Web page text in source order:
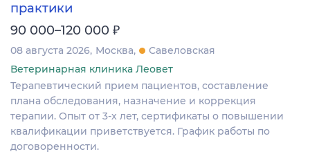
практики
90 000–120 000 ₽
08 августа 2026 Москва
Савеловская
Ветеринарная клиника Леовет
Терапевтический прием пациентов, составление
плана обследования, назначение и коррекция
терапии. Опыт от 3-х лет, сертификаты о повышении
квалификации приветствуется. График работы по
договоренности.